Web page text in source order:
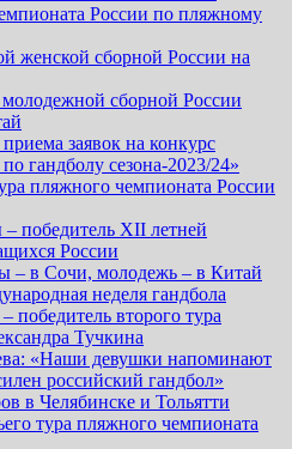
России по пляжному
женской сборной России на
молодежной сборной России
заявок на конкурс
гандболу сезона-2023/24»
пляжного чемпионата России
победитель XII летней
России
– в Сочи, молодежь – в Китай
неделя гандбола
победитель второго тура
Тучкина
«Наши девушки напоминают
российский гандбол»
в Челябинске и Тольятти
тура пляжного чемпионата